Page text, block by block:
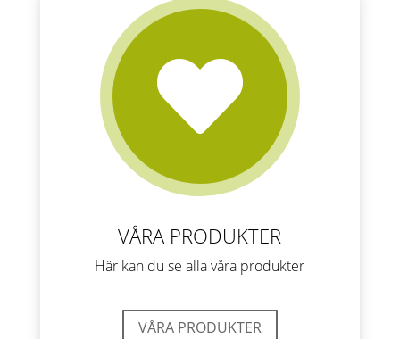

VÅRA PRODUKTER
Här kan du se alla våra produkter
VÅRA PRODUKTER